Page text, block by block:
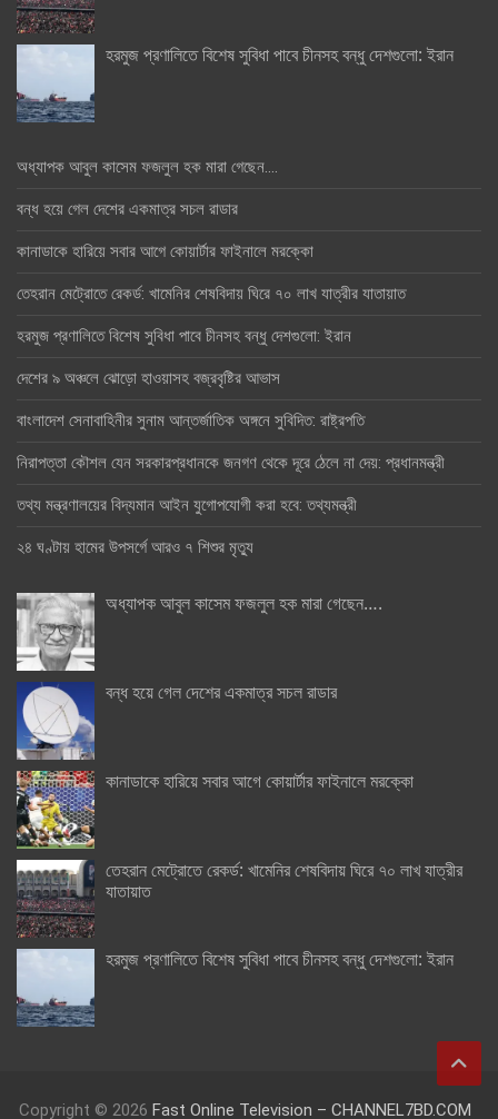
হরমুজ প্রণালিতে বিশেষ সুবিধা পাবে চীনসহ বন্ধু দেশগুলো: ইরান
অধ্যাপক আবুল কাসেম ফজলুল হক মারা গেছেন….
বন্ধ হয়ে গেল দেশের একমাত্র সচল রাডার
কানাডাকে হারিয়ে সবার আগে কোয়ার্টার ফাইনালে মরক্কো
তেহরান মেট্রোতে রেকর্ড: খামেনির শেষবিদায় ঘিরে ৭০ লাখ যাত্রীর যাতায়াত
হরমুজ প্রণালিতে বিশেষ সুবিধা পাবে চীনসহ বন্ধু দেশগুলো: ইরান
দেশের ৯ অঞ্চলে ঝোড়ো হাওয়াসহ বজ্রবৃষ্টির আভাস
বাংলাদেশ সেনাবাহিনীর সুনাম আন্তর্জাতিক অঙ্গনে সুবিদিত: রাষ্ট্রপতি
নিরাপত্তা কৌশল যেন সরকারপ্রধানকে জনগণ থেকে দূরে ঠেলে না দেয়: প্রধানমন্ত্রী
তথ্য মন্ত্রণালয়ের বিদ্যমান আইন যুগোপযোগী করা হবে: তথ্যমন্ত্রী
২৪ ঘণ্টায় হামের উপসর্গে আরও ৭ শিশুর মৃত্যু
অধ্যাপক আবুল কাসেম ফজলুল হক মারা গেছেন….
বন্ধ হয়ে গেল দেশের একমাত্র সচল রাডার
কানাডাকে হারিয়ে সবার আগে কোয়ার্টার ফাইনালে মরক্কো
তেহরান মেট্রোতে রেকর্ড: খামেনির শেষবিদায় ঘিরে ৭০ লাখ যাত্রীর
যাতায়াত
হরমুজ প্রণালিতে বিশেষ সুবিধা পাবে চীনসহ বন্ধু দেশগুলো: ইরান
Copyright © 2026 Fast Online Television – CHANNEL7BD.COM